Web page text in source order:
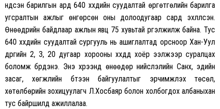
үндсэн барилгын ард 640 хүүхдийн суудалтай өргөтгөлийн барилга
угсралтын ажлыг өнгөрсөн оны долоодугаар сард эхлүүлсэн.
Өнөөдрийн байдлаар ажлын явц 75 хувьтай үргэлжилж байна. Тус
640 хүүхдийн суудалтай сургууль нь ашиглалтад орсноор Хан-Уул
дүүргийн 2, 3, 20 дугаар хорооны хүүхдүүд хоёр ээлжээр суралцах
боломж бүрдэнэ. Энэ хүрээнд өнөөдөр нийслэлийн Санхүү, эдийн
засаг, хөгжлийн бүтээн байгуулалтыг эрчимжүүлэх төсөл,
хөтөлбөрийн зохицуулагч Л.Хосбаяр болон холбогдох албаныхан
тус байршилд ажиллалаа.